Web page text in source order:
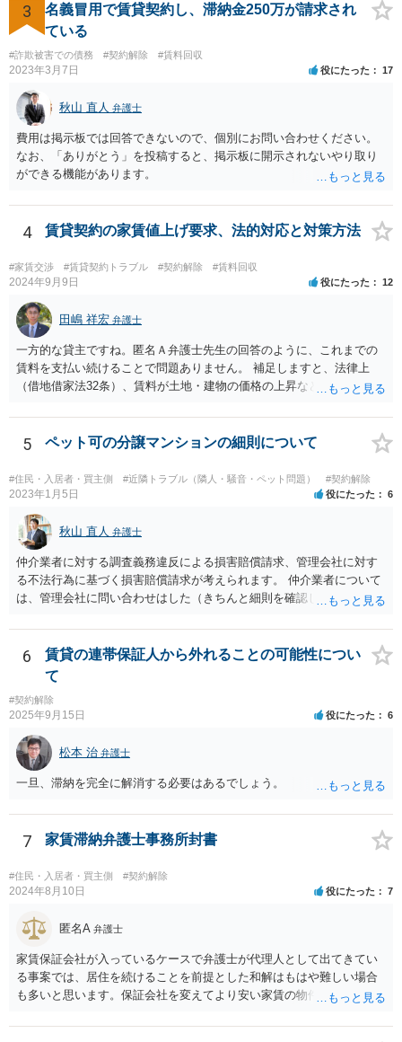
3
名義冒用で賃貸契約し、滞納金250万が請求され
ている
#詐欺被害での債務 #契約解除 #賃料回収
2023年3月7日 役にたった 17
秋山 直人 弁護士
費用は掲示板では回答できないので、個別にお問い合わせください。
なお、「ありがとう」を投稿すると、掲示板に開示されないやり取り
ができる機能があります。
4 賃貸契約の家賃値上げ要求、法的対応と対策方法
#家賃交渉 #賃貸契約トラブル #契約解除 #賃料回収
2024年9月9日 役にたった 12
田嶋 祥宏 弁護士
一方的な貸主ですね。匿名Ａ弁護士先生の回答のように、これまでの
賃料を支払い続けることで問題ありません。 補足しますと、法律上
（借地借家法32条）、賃料が土地・建物の価格の上昇などの経済事情
は、「契約条件にかかわらず」、当事者は賃料の増減を請求できる、
とされています。 「不相当」かどうかは、貸主から、近隣相場の上昇
を示す同種賃貸物件の根拠資料などを提示してもらわないと判断でき
ませんよね。ご相談者様のケースでは、こうした資料が示されていな
いと思われることと、１０％が相当がどうかが分からないので、「不
相当」という判断ができないから賃料増額には応じないという主張が
できます。 なお、賃貸借契約書には「家賃の変更は貸主・借主間の合
意の上で行う」という特約があるとのことですが、最高裁判例（S56.
4.20）では、このような特約があっても協議を経ない増額請求も有効
とされているため（本当に賃料が不相当であれば特約に拘束されるの
は不合理だからという考え方です。「契約条件にかかわらず」とはそ
いう理論になると思います。 そして、法律上、増額協議が整わない場
合、増額を正当とする判決が確定するまでは相当な賃料（※現在の賃
なら受け取らない」などと言った場合は、最寄りの法務局に現在の賃
がありますので、注意が必要です。
5 ペット可の分譲マンションの細則について
#住民・入居者・買主側 #近隣トラブル（隣人・騒音・ペット問題） #契約解除
2023年1月5日 役にたった 6
秋山 直人 弁護士
仲介業者に対する調査義務違反による損害賠償請求、管理会社に対す
る不法行為に基づく損害賠償請求が考えられます。 仲介業者について
は、管理会社に問い合わせはした（きちんと細則を確認しなかった管
の間には直接の契約関係がないので、管理会社からは、ご相談者様に
対して義務を負っていないという反論が予想されます。 そのため、両
方に請求してくのが良いのではと思います。 損害の範囲はなかなか難
しいところですが、リフォーム工事をキャンセルしてキャンセル料が
発生しているということですので、当該キャンセル料を請求すること
が考えられます。また、きちんと説明を受けていればそもそも売買契
約をしなかったとして、仲介手数料や登記費用も損害であるとして賠
償請求することが考えられます。
6
賃貸の連帯保証人から外れることの可能性につい
て
#契約解除
2025年9月15日 役にたった 6
松本 治 弁護士
一旦、滞納を完全に解消する必要はあるでしょう。
7 家賃滞納弁護士事務所封書
#住民・入居者・買主側 #契約解除
2024年8月10日 役にたった 7
匿名A 弁護士
家賃保証会社が入っているケースで弁護士が代理人として出てきてい
る事案では、居住を続けることを前提とした和解はもはや難しい場合
も多いと思います。保証会社を変えてより安い家賃の物件に転居する